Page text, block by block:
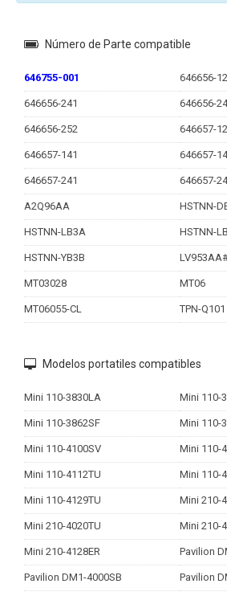
Número de Parte compatible
646755-001 646656-
646656-241 646656-
646656-252 646657-
646657-141 646657-
646657-241 646657-
A2Q96AA HSTNN-
HSTNN-LB3A HSTNN-
HSTNN-YB3B
MT03028 MT06
MT06055-CL TPN-Q101
Modelos portatiles compatibles
Mini 110-3830LA Mini 110-
Mini 110-3862SF Mini 110-
Mini 110-4100SV Mini 110-
Mini 110-4112TU Mini 110-
Mini 110-4129TU Mini 210-
Mini 210-4020TU Mini 210-
Mini 210-4128ER Pavilion
Pavilion DM1-4000SB Pavilion